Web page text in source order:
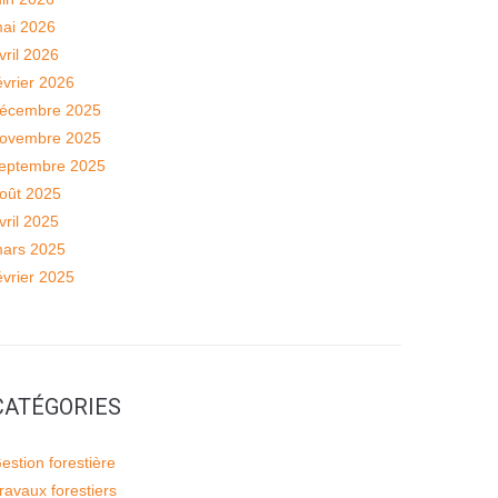
2026
2026
2026
2025
2025
2025
2025
2025
2025
2025
forestière
forestiers